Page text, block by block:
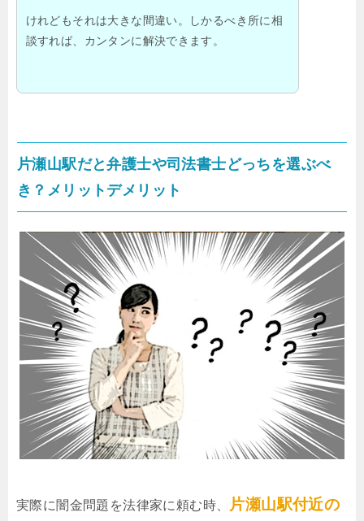
けれどもそれは大きな間違い。しかるべき所に相
談すれば、カンタンに解決できます。
片瀬山駅だと弁護士や司法書士どっちを選ぶべ
き？メリットデメリット
実際に闇金問題を法律家に頼む時、
片瀬山駅付近の